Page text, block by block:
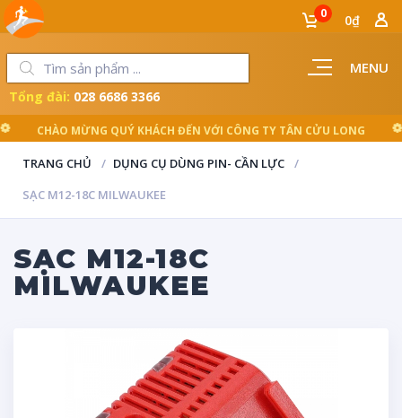
MENU
0 0₫
Tổng đài: 028 6686 3366
TRANG CHỦ
DỤNG CỤ DÙNG PIN- CẦN LỰC
SẠC M12-18C MILWAUKEE
SẠC M12-18C
MILWAUKEE